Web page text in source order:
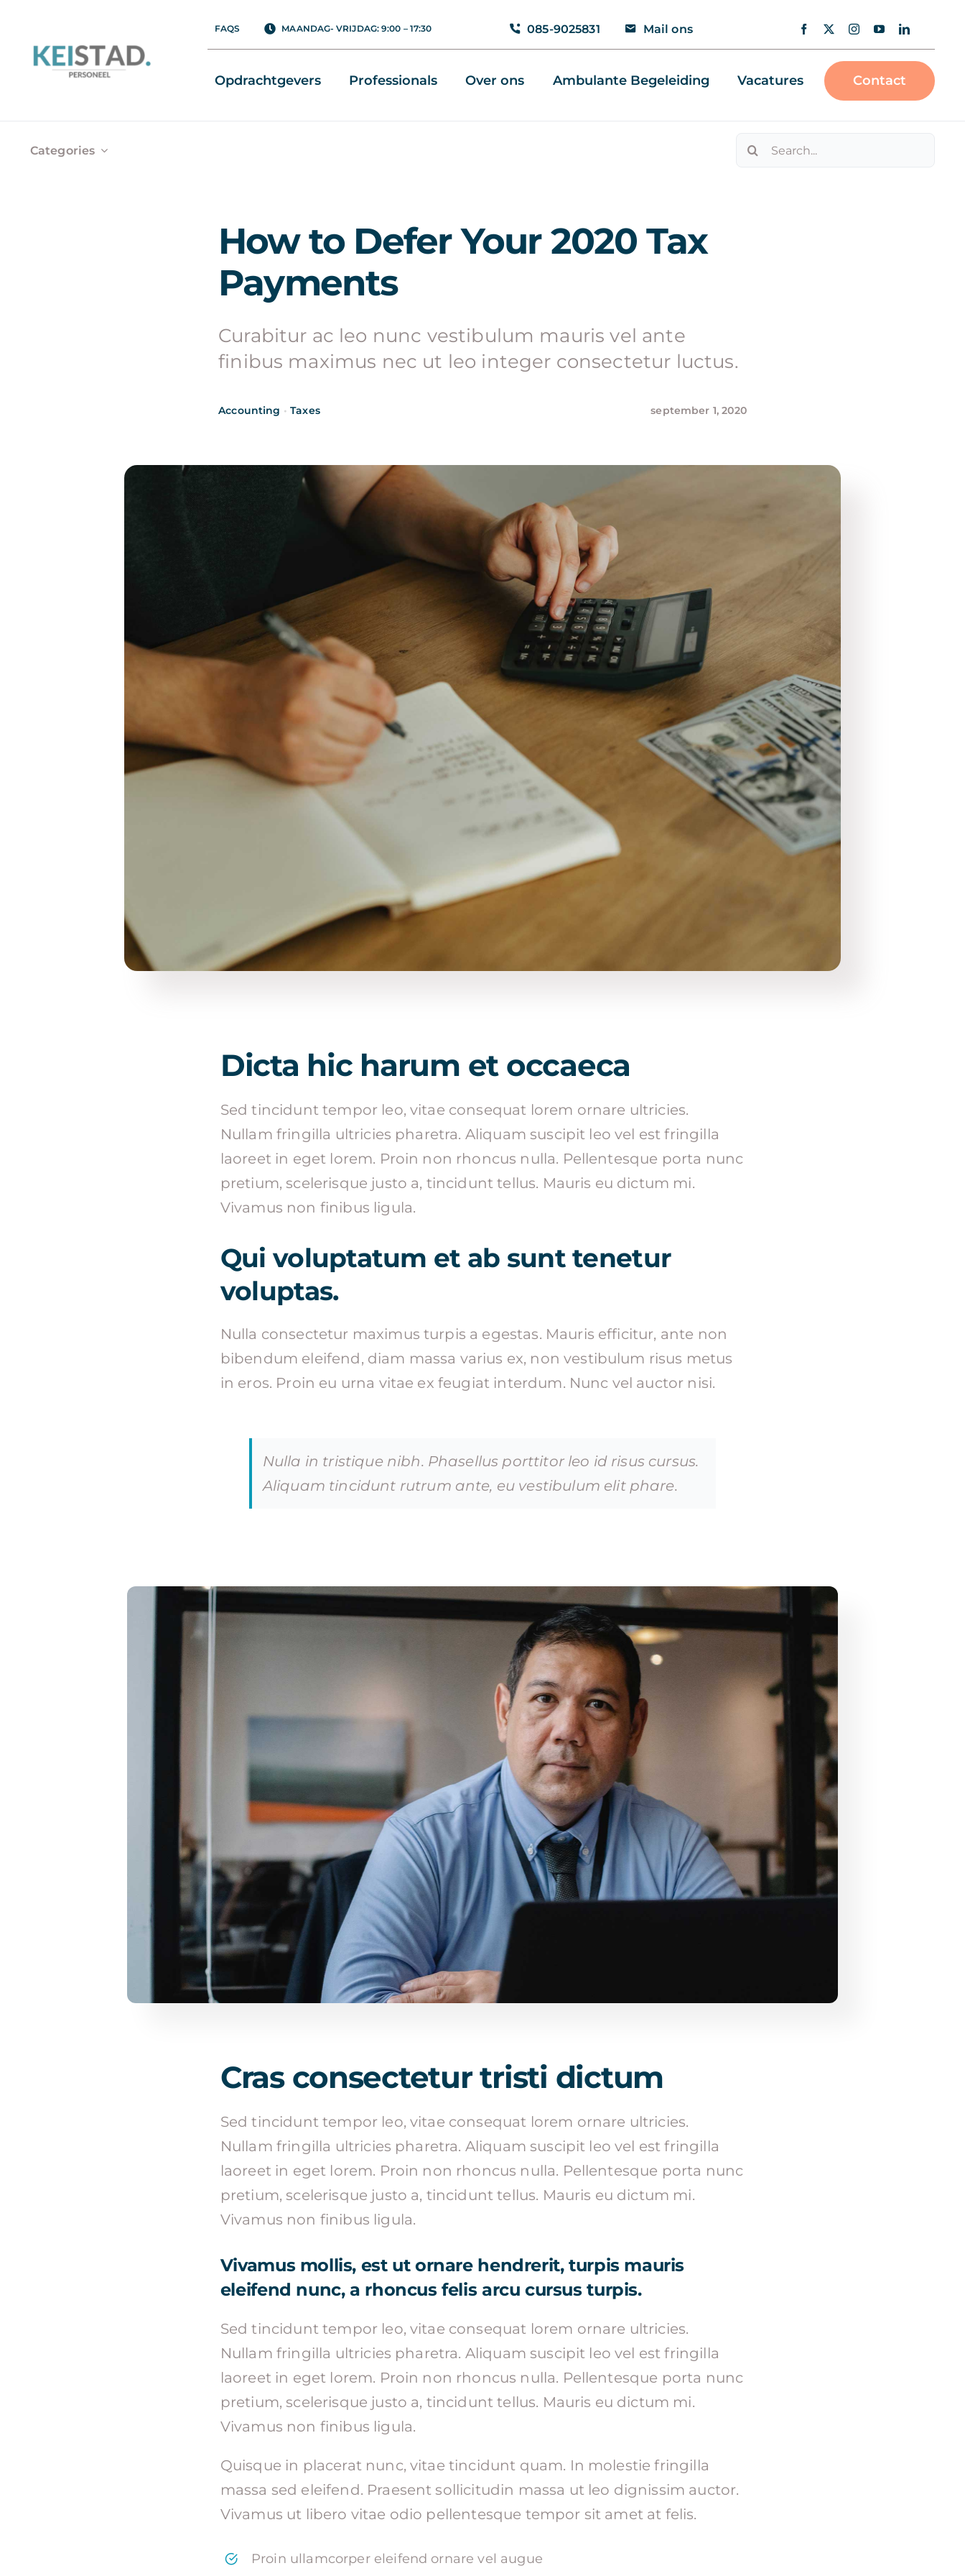
inhoud
FAQS MAANDAG- VRIJDAG: 9:00 – 17:30 085-9025831 Mail ons
Opdrachtgevers Professionals Over ons Ambulante Begeleiding Vacatures Contact
Categories
Zoeken
How to Defer Your 2020 Tax
Payments
Curabitur ac leo nunc vestibulum mauris vel ante
finibus maximus nec ut leo integer consectetur luctus.
Accounting •Taxes september 1, 2020
Dicta hic harum et occaeca
Sed tincidunt tempor leo, vitae consequat lorem ornare ultricies.
Nullam fringilla ultricies pharetra. Aliquam suscipit leo vel est fringilla
laoreet in eget lorem. Proin non rhoncus nulla. Pellentesque porta nunc
pretium, scelerisque justo a, tincidunt tellus. Mauris eu dictum mi.
Vivamus non finibus ligula.
Qui voluptatum et ab sunt tenetur
voluptas.
Nulla consectetur maximus turpis a egestas. Mauris efficitur, ante non
bibendum eleifend, diam massa varius ex, non vestibulum risus metus
in eros. Proin eu urna vitae ex feugiat interdum. Nunc vel auctor nisi.
Nulla in tristique nibh. Phasellus porttitor leo id risus cursus.
Aliquam tincidunt rutrum ante, eu vestibulum elit phare.
Cras consectetur tristi dictum
Sed tincidunt tempor leo, vitae consequat lorem ornare ultricies.
Nullam fringilla ultricies pharetra. Aliquam suscipit leo vel est fringilla
laoreet in eget lorem. Proin non rhoncus nulla. Pellentesque porta nunc
pretium, scelerisque justo a, tincidunt tellus. Mauris eu dictum mi.
Vivamus non finibus ligula.
Vivamus mollis, est ut ornare hendrerit, turpis mauris
eleifend nunc, a rhoncus felis arcu cursus turpis.
Sed tincidunt tempor leo, vitae consequat lorem ornare ultricies.
Nullam fringilla ultricies pharetra. Aliquam suscipit leo vel est fringilla
laoreet in eget lorem. Proin non rhoncus nulla. Pellentesque porta nunc
pretium, scelerisque justo a, tincidunt tellus. Mauris eu dictum mi.
Vivamus non finibus ligula.
Quisque in placerat nunc, vitae tincidunt quam. In molestie fringilla
massa sed eleifend. Praesent sollicitudin massa ut leo dignissim auctor.
Vivamus ut libero vitae odio pellentesque tempor sit amet at felis.
Proin ullamcorper eleifend ornare vel augue